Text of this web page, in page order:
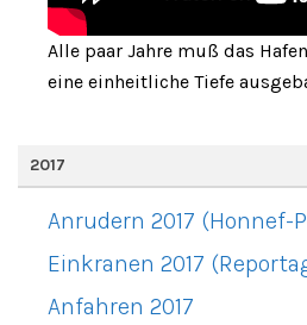
Alle paar Jahre muß das
eine einheitliche Tiefe
2017
Anrudern 2017 (Honnef-
Einkranen 2017
Anfahren 2017